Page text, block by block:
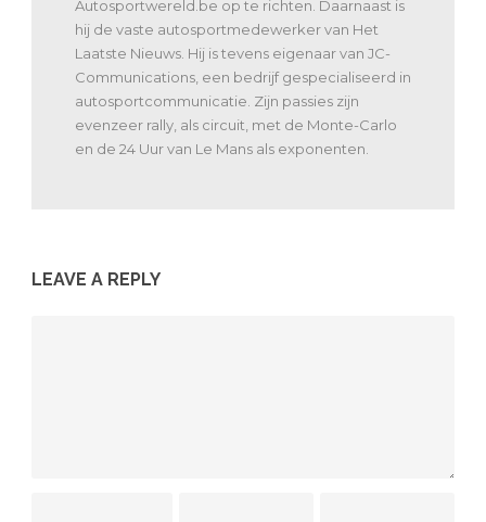
Autosportwereld.be op te richten. Daarnaast is
hij de vaste autosportmedewerker van Het
Laatste Nieuws. Hij is tevens eigenaar van JC-
Communications, een bedrijf gespecialiseerd in
autosportcommunicatie. Zijn passies zijn
evenzeer rally, als circuit, met de Monte-Carlo
en de 24 Uur van Le Mans als exponenten.
LEAVE A REPLY